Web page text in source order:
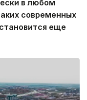
в любом
современных
еще